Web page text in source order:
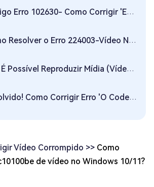
102630- Como Corrigir 'Este arquivo de vídeo não pode ser reproduzido - erro 102630'
o Erro 224003-Vídeo Não Pode Ser Reproduzido?
Reproduzir Mídia (Vídeo/Áudio) no Powerpoint? 8 Soluções!
Como Corrigir Erro 'O Codec de vídeo não é compatível'？
Vídeo Corrompido >> Como
de vídeo no Windows 10/11?